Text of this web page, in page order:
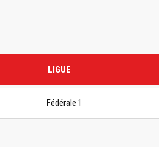
LIGUE
Fédérale 1